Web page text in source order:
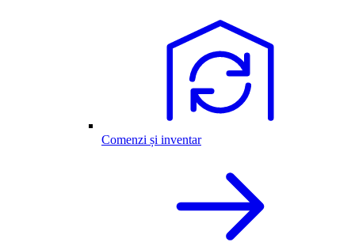
Comenzi și inventar